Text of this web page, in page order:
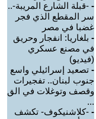
- -قبلة الشارع المريبة-..
سر المقطع الذي فجر
غضبا في مصر
- بلغاريا: انفجار وحريق
في مصنع عسكري
(فيديو)
- تصعيد إسرائيلي واسع
جنوب لبنان.. تفجيرات
وقصف وتوغلات في الق
...
- -كلاشنيكوف- تكشف